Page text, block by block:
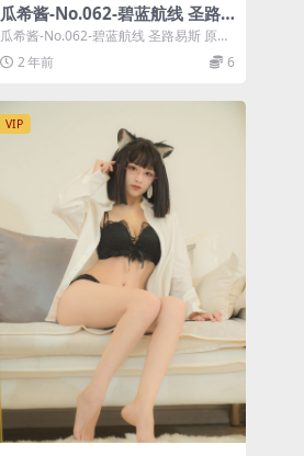
瓜希酱-No.062-碧蓝航线 圣路
易斯 原皮 [21P]
瓜希酱-No.062-碧蓝航线 圣路易斯 原皮
[21P]，瓜希酱在线作品导航：...
2 年前 6
VIP